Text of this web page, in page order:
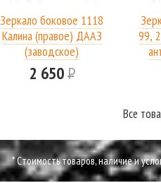
Зеркало боковое 1118
Калина (правое) ДААЗ
(заводское)
2 650Р
99,
Все
* Cтоимость товаров, наличие и